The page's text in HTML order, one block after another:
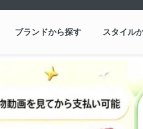
ブランドから探す スタイル